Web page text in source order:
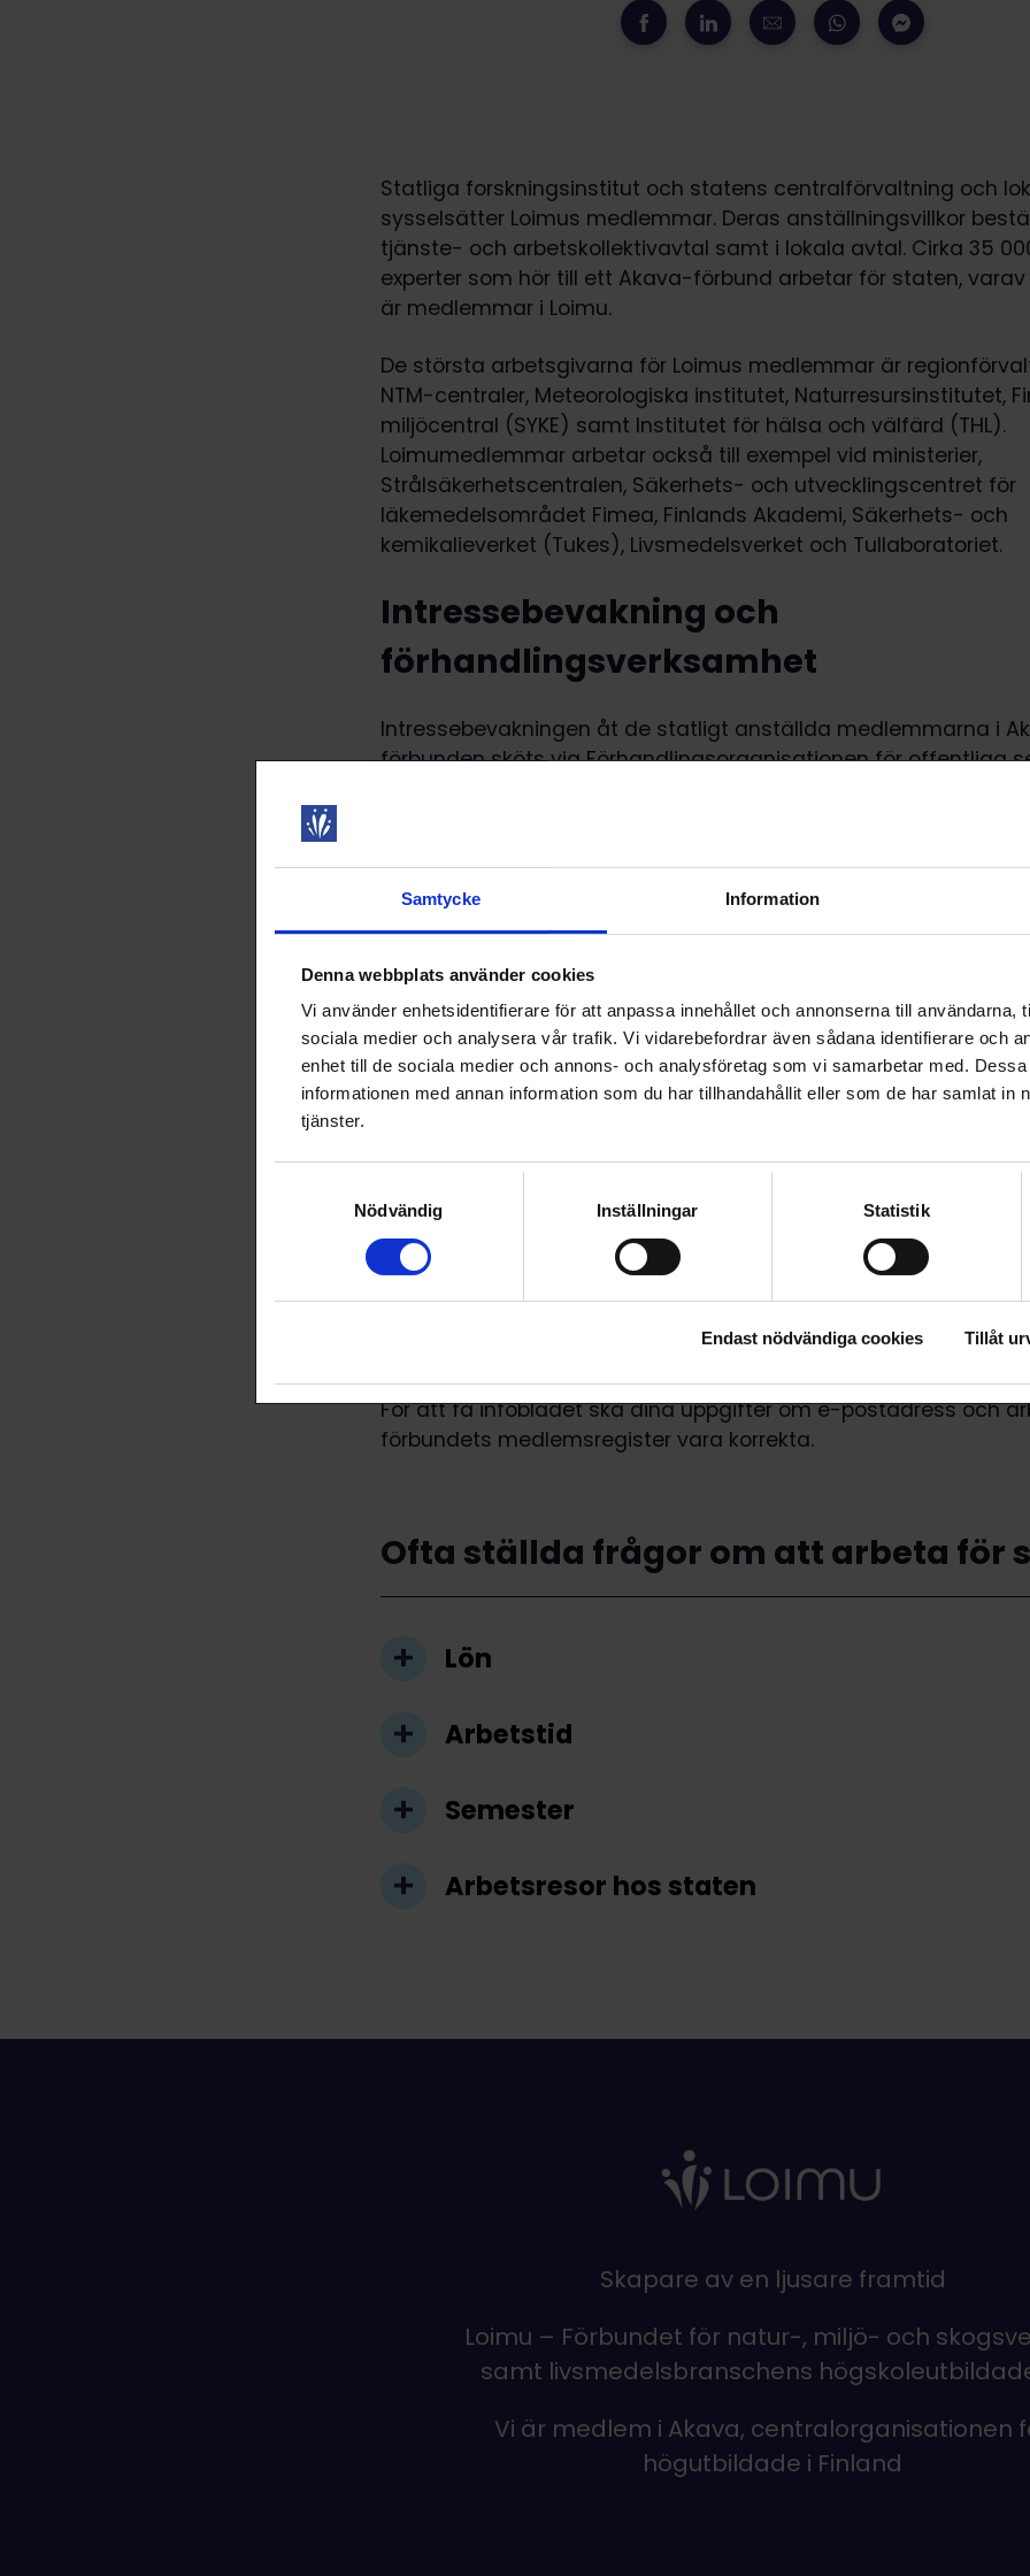
Samtycke Information
Denna webbplats använder cookies
Vi använder enhetsidentifierare för att anpassa innehållet och annonserna till användarna,
sociala medier och analysera vår trafik. Vi vidarebefordrar även sådana identifierare och
enhet till de sociala medier och annons- och analysföretag som vi samarbetar med.
informationen med annan information som du har tillhandahållit eller som de har samlat in
tjänster.
Nödvändig
Inställningar Statistik
Endast nödvändiga cookies Tillåt
Statliga forskningsinstitut och statens centralförvaltning och
sysselsätter Loimus medlemmar. Deras anställningsvillkor
tjänste- och arbetskollektivavtal samt i lokala avtal. Cirka 35
experter som hör till ett Akava-förbund arbetar för staten, varav
är medlemmar i Loimu.
De största arbetsgivarna för Loimus medlemmar är
NTM-centraler, Meteorologiska institutet, Naturresursinstitutet,
miljöcentral (SYKE) samt Institutet för hälsa och välfärd (THL).
Loimumedlemmar arbetar också till exempel vid ministerier,
Strålsäkerhetscentralen, Säkerhets- och utvecklingscentret för
läkemedelsområdet Fimea, Finlands Akademi, Säkerhets- och
kemikalieverket (Tukes), Livsmedelsverket och Tullaboratoriet.
Intressebevakning och
förhandlingsverksamhet
Intressebevakningen åt de statligt anställda medlemmarna i
förbunden sköts via Förhandlingsorganisationen för offentliga
förhandlar om tjänste- och arbetskollektivavtalen för Akavas
Inom FOSU verkar förhandlingsdelegationen för staten som
statens tjänste- och arbetskollektivavtal och därmed
arbetstids- och reseavtal samt övrig intressebevakning.
Förhandlingsdelegationen styr och stödjer den lokala
förtroendepersonsverksamheten. Loimu har representanter i
förhandlingsdelegationen.
Arbetet sköts av förtroendepersoner som valts av
Förtroendepersonerna förhandlar med arbetsgivarna på
hjälper medlemmarna med frågor avseende tjänste- och
arbetsavtalsförhållanden. Loimu stöttar förtroendepersonerna i
För sina medlemmar inom den statliga sektorn ger Loimu och
förbund ut det elektroniska infobladet Keppi ja Porkkana fyra
För att få infobladet ska dina uppgifter om e-postadress och
förbundets medlemsregister vara korrekta.
Ofta ställda frågor om att arbeta för
Lön
Arbetstid
Semester
Arbetsresor hos staten
Skapare av en ljusare framtid
Loimu – Förbundet för natur-, miljö- och
samt livsmedelsbranschens
Vi är medlem i Akava, centralorganisationen
högutbildade i Finland